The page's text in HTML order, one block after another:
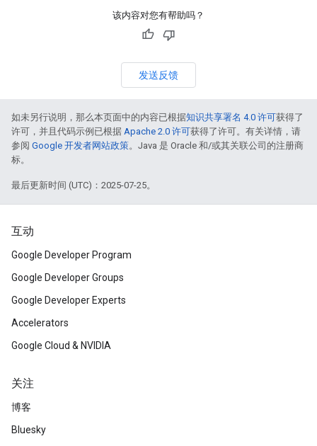
该内容对您有帮助吗？
发送反馈
如未另行说明，那么本页面中的内容已根据知识共享署名 4.0 许可获得了
许可，并且代码示例已根据 Apache 2.0 许可获得了许可。有关详情，请
参阅 Google 开发者网站政策。Java 是 Oracle 和/或其关联公司的注册商
标。
最后更新时间 (UTC)：2025-07-25。
互动
Google Developer Program
Google Developer Groups
Google Developer Experts
Accelerators
Google Cloud & NVIDIA
关注
博客
Bluesky